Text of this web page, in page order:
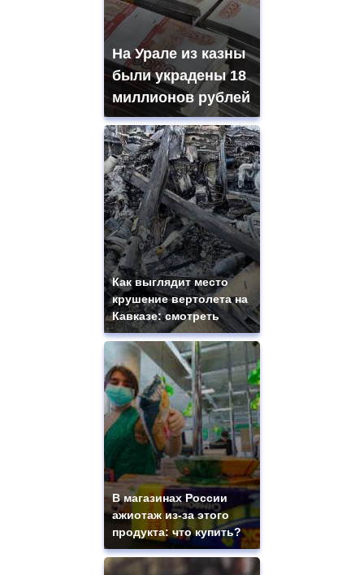
На Урале из казны
были украдены 18
миллионов рублей
Как выглядит место
крушение вертолета на
Кавказе: смотреть
В магазинах России
ажиотаж из-за этого
продукта: что купить?